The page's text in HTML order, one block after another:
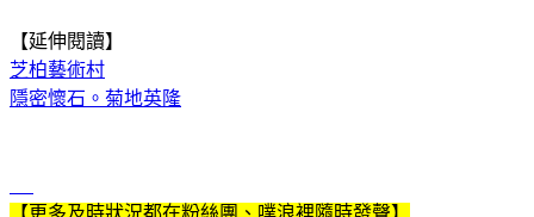
【延伸閱讀】
芝柏藝術村
隱密懷石。菊地英隆
【更多及時狀況都在粉絲團、噗浪裡隨時發聲】